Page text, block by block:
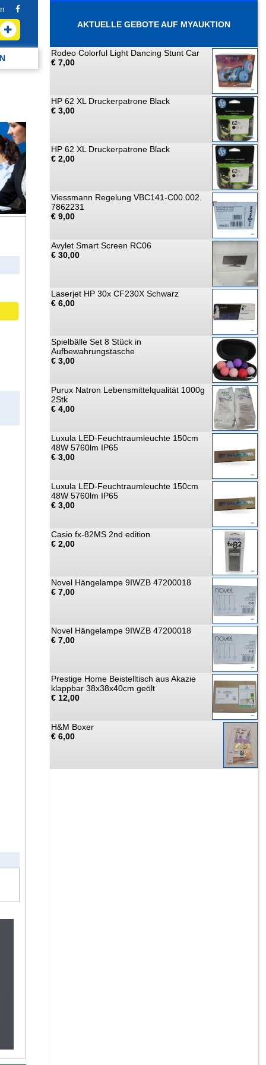
AKTUELLE GEBOTE AUF MYAUKTION
Rodeo Colorful Light Dancing Stunt Car
€ 7,00
HP 62 XL Druckerpatrone Black
€ 3,00
HP 62 XL Druckerpatrone Black
€ 2,00
Viessmann Regelung VBC141-C00.002.
7862231
€ 9,00
Avylet Smart Screen RC06
€ 30,00
Laserjet HP 30x CF230X Schwarz
€ 6,00
Spielbälle Set 8 Stück in
Aufbewahrungstasche
€ 3,00
Purux Natron Lebensmittelqualität 1000g
2Stk
€ 4,00
Luxula LED-Feuchtraumleuchte 150cm
48W 5760lm IP65
€ 3,00
Luxula LED-Feuchtraumleuchte 150cm
48W 5760lm IP65
€ 3,00
Casio fx-82MS 2nd edition
€ 2,00
Novel Hängelampe 9IWZB 47200018
€ 7,00
Novel Hängelampe 9IWZB 47200018
€ 7,00
Prestige Home Beistelltisch aus Akazie
klappbar 38x38x40cm geölt
€ 12,00
H&M Boxer
€ 6,00